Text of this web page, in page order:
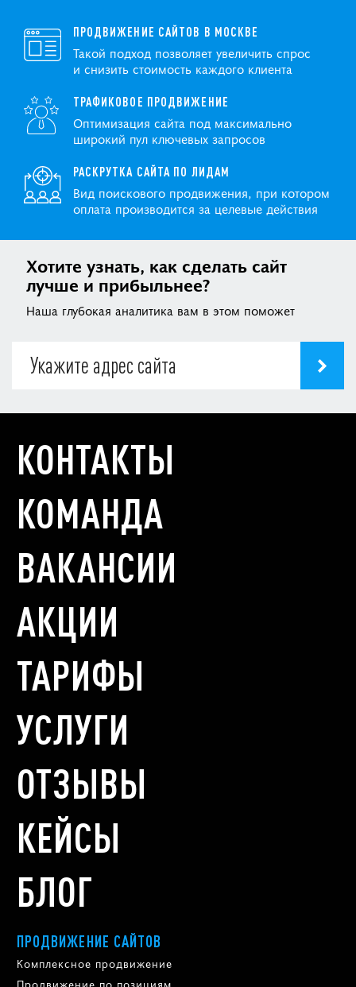
ПОКАЗАТЬ ЕЩЁ
ПРОДВИЖЕНИЕ САЙТОВ В МОСКВЕ
Такой подход позволяет увеличить спрос
и снизить стоимость каждого клиента
ТРАФИКОВОЕ ПРОДВИЖЕНИЕ
Оптимизация сайта под максимально
широкий пул ключевых запросов
оплата производится за целевые действия
Хотите узнать, как сделать сайт
Наша глубокая аналитика вам в этом поможет
КОНТАКТЫ
КОМАНДА
ВАКАНСИИ
АКЦИИ
ТАРИФЫ
УСЛУГИ
ОТЗЫВЫ
КЕЙСЫ
БЛОГ